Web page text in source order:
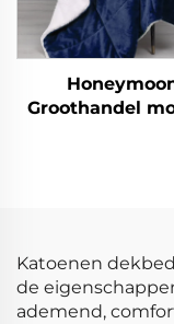
Groothandel
Katoenen
de
ademend,